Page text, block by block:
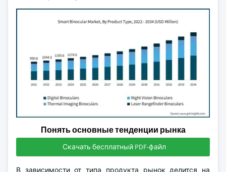
Понять основные тенденции рынка
Скачать бесплатный PDF-файл
В зависимости от типа продукта рынок делится на